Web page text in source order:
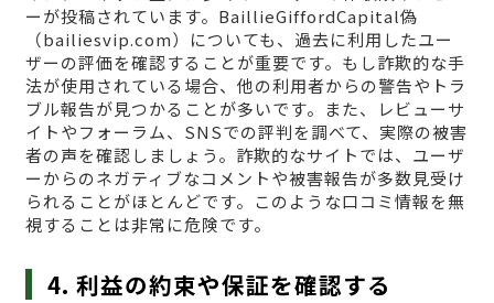
ーが投稿されています。BaillieGiffordCapital偽
（bailiesvip.com）についても、過去に利用したユー
ザーの評価を確認することが重要です。もし詐欺的な手
法が使用されている場合、他の利用者からの警告やトラ
ブル報告が見つかることが多いです。また、レビューサ
イトやフォーラム、SNSでの評判を調べて、実際の被害
者の声を確認しましょう。詐欺的なサイトでは、ユーザ
ーからのネガティブなコメントや被害報告が多数見受け
られることがほとんどです。このような口コミ情報を無
視することは非常に危険です。
4. 利益の約束や保証を確認する